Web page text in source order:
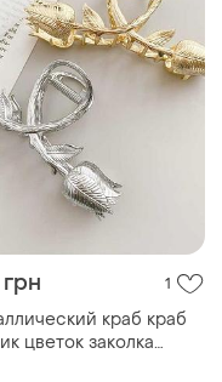
1
краб краб
цветок заколка